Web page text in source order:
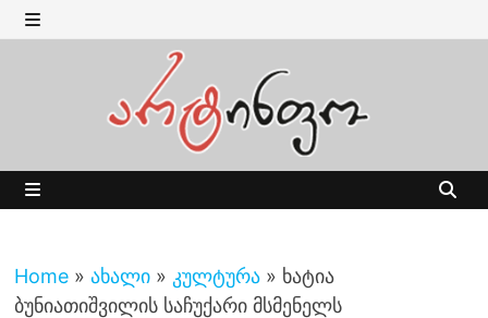
Skip
to MENU
Home » ახალი » კულტურა » ხატია
ბუნიათიშვილის საჩუქარი მსმენელს